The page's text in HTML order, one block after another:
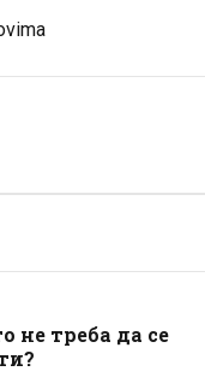
не треба да се